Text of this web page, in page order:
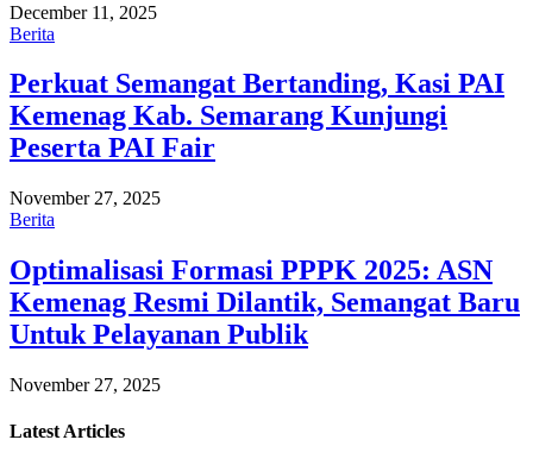
December 11, 2025
Berita
Perkuat Semangat Bertanding, Kasi PAI
Kemenag Kab. Semarang Kunjungi
Peserta PAI Fair
November 27, 2025
Berita
Optimalisasi Formasi PPPK 2025: ASN
Kemenag Resmi Dilantik, Semangat Baru
Untuk Pelayanan Publik
November 27, 2025
Latest Articles